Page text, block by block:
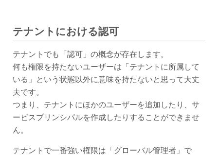
テナントにおける認可
テナントでも「認可」の概念が存在します。
何も権限を持たないユーザーは「テナントに所属して
いる」という状態以外に意味を持たないと思って大丈
夫です。
つまり、テナントにほかのユーザーを追加したり、サ
ービスプリンシパルを作成したりすることができませ
ん。
テナントで一番強い権限は「グローバル管理者」で